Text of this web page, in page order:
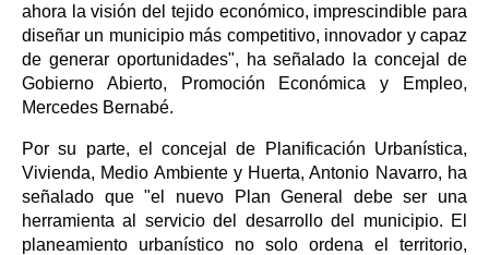
ahora la visión del tejido económico, imprescindible para
diseñar un municipio más competitivo, innovador y capaz
de generar oportunidades", ha señalado la concejal de
Gobierno Abierto, Promoción Económica y Empleo,
Mercedes Bernabé.
Por su parte, el concejal de Planificación Urbanística,
Vivienda, Medio Ambiente y Huerta, Antonio Navarro, ha
señalado que "el nuevo Plan General debe ser una
herramienta al servicio del desarrollo del municipio. El
planeamiento urbanístico no solo ordena el territorio,